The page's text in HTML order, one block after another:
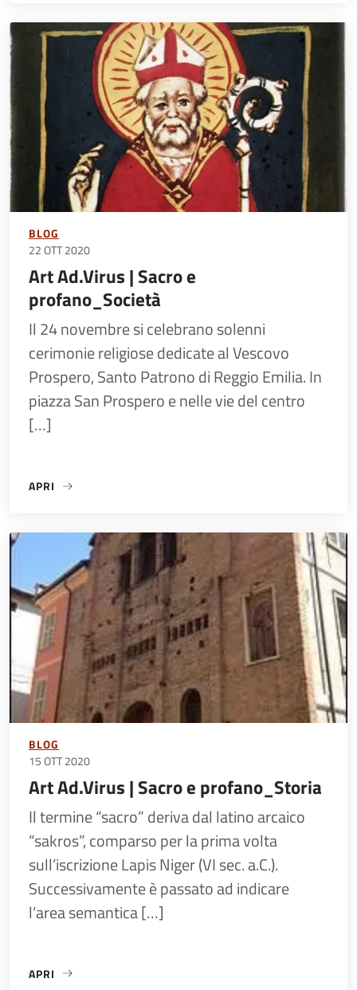
BLOG
22 OTT 2020
Art Ad.Virus | Sacro e
profano_Società
Il 24 novembre si celebrano solenni
cerimonie religiose dedicate al Vescovo
Prospero, Santo Patrono di Reggio Emilia. In
piazza San Prospero e nelle vie del centro
[…]
APRI
«ART AD.VIRUS | SACRO E PROFANO_SOCIETÀ»
BLOG
15 OTT 2020
Art Ad.Virus | Sacro e profano_Storia
Il termine “sacro” deriva dal latino arcaico
“sakros”, comparso per la prima volta
sull’iscrizione Lapis Niger (VI sec. a.C.).
Successivamente è passato ad indicare
l’area semantica […]
APRI
«ART AD.VIRUS | SACRO E PROFANO_STORIA»